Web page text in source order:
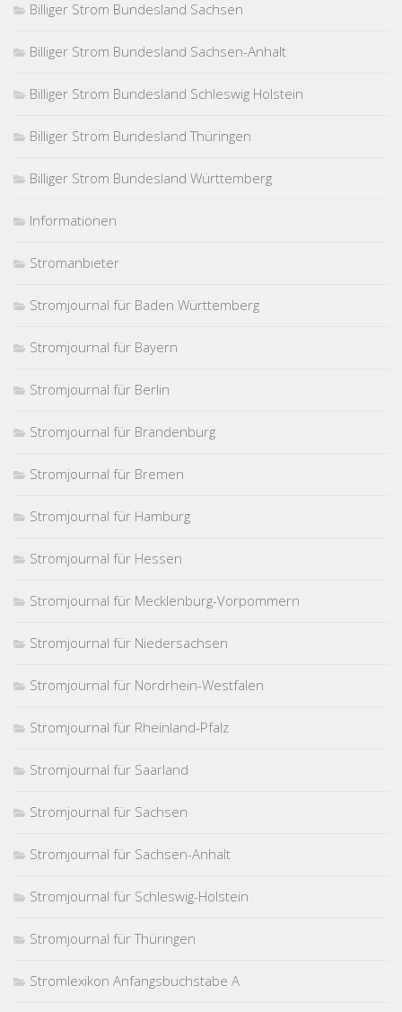
Billiger Strom Bundesland Sachsen
Billiger Strom Bundesland Sachsen-Anhalt
Billiger Strom Bundesland Schleswig Holstein
Billiger Strom Bundesland Thüringen
Billiger Strom Bundesland Württemberg
Informationen
Stromanbieter
Stromjournal für Baden Württemberg
Stromjournal für Bayern
Stromjournal für Berlin
Stromjournal für Brandenburg
Stromjournal für Bremen
Stromjournal für Hamburg
Stromjournal für Hessen
Stromjournal für Mecklenburg-Vorpommern
Stromjournal für Niedersachsen
Stromjournal für Nordrhein-Westfalen
Stromjournal für Rheinland-Pfalz
Stromjournal für Saarland
Stromjournal für Sachsen
Stromjournal für Sachsen-Anhalt
Stromjournal für Schleswig-Holstein
Stromjournal für Thüringen
Stromlexikon Anfangsbuchstabe A